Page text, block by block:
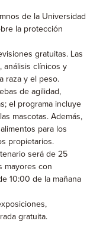
de la Universidad
la protección
gratuitas. Las
análisis clínicos y
raza y el peso.
de agilidad,
el programa incluye
mascotas. Además,
para los
propietarios.
será de 25
mayores con
10:00 de la mañana
gratuita.